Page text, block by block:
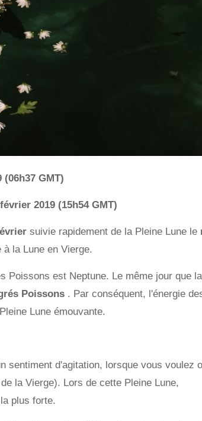
GMT)
2019 (15h54 GMT)
suivie rapidement de la Pleine Lune le
la Lune en Vierge.
Poissons est Neptune. Le même jour que la
Poissons. Par conséquent, l'énergie
Lune émouvante.
sentiment d'agitation, lorsque vous voulez
la Vierge). Lors de cette Pleine Lune,
plus forte.